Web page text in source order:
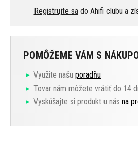
Registrujte sado Ahifi clubu a
POMÔŽEME VÁM S
Využite našu poradňu
Tovar nám môžete vrátiť do 14
Vyskúšajte si produkt u nás na